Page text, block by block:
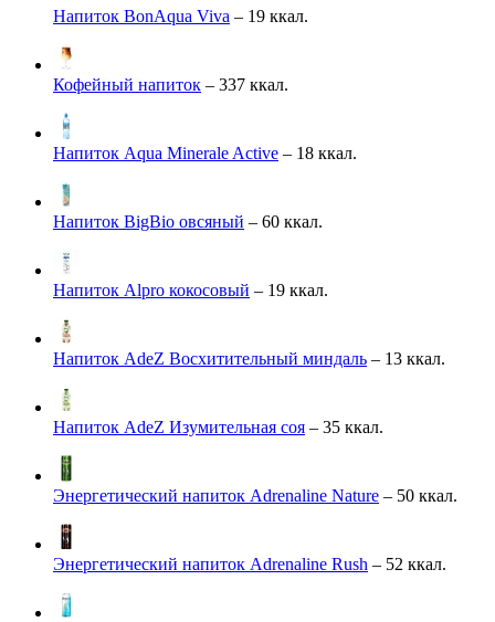
Напиток BonAqua Viva – 19 ккал.
Кофейный напиток – 337 ккал.
Напиток Aqua Minerale Active – 18 ккал.
Напиток BigBio овсяный – 60 ккал.
Напиток Alpro кокосовый – 19 ккал.
Напиток AdeZ Восхитительный миндаль – 13 ккал.
Напиток AdeZ Изумительная соя – 35 ккал.
Энергетический напиток Adrenaline Nature – 50 ккал.
Энергетический напиток Adrenaline Rush – 52 ккал.